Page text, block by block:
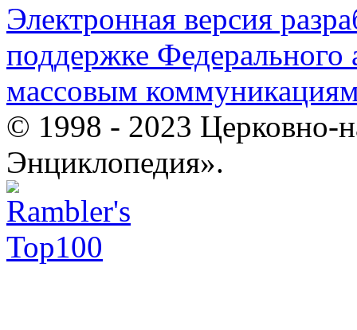
Электронная версия
поддержке Федерального
массовым
© 1998 - 2023 Церковно-
Энциклопедия».